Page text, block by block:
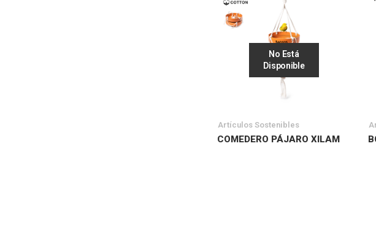
No Está
Disponible
Artículos Sostenibles
COMEDERO PÁJARO XILAM